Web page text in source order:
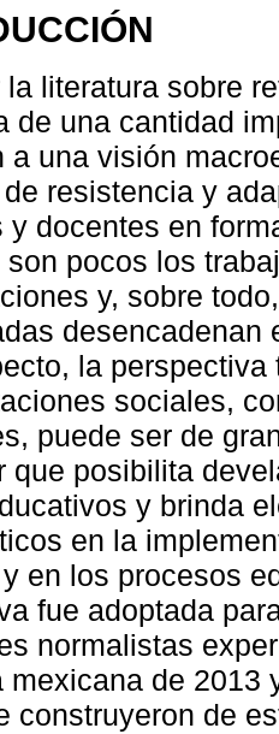
literatura sobre
de una cantidad
a una visión
resistencia y
y docentes en
son pocos los
y, sobre
desencadenan
la
sociales,
puede ser de
que posibilita
y brinda
en la
en los procesos
fue adoptada
normalistas
mexicana de 2013
construyeron de